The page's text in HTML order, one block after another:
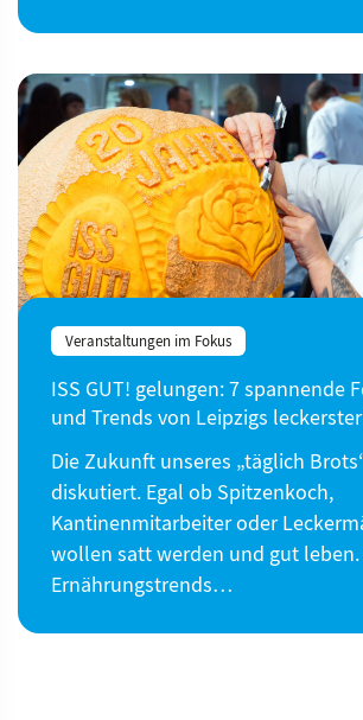
Veranstaltungen im Fokus
ISS GUT! gelungen: 7 spannende
und Trends von Leipzigs
Die Zukunft unseres „täglich
diskutiert. Egal ob Spitzenkoch,
Kantinenmitarbeiter oder
wollen satt werden und gut
Ernährungstrends…